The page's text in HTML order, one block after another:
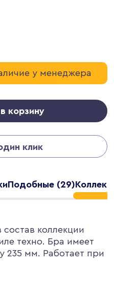
у менеджера
корзину
клик
Подобные (29)
коллекции
техно. Бра имеет
235 мм. Работает при